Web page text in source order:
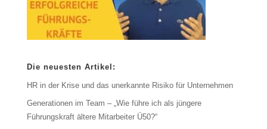
Die neuesten Artikel:
HR in der Krise und das unerkannte Risiko für Unternehmen
Generationen im Team – „Wie führe ich als jüngere
Führungskraft ältere Mitarbeiter Ü50?“